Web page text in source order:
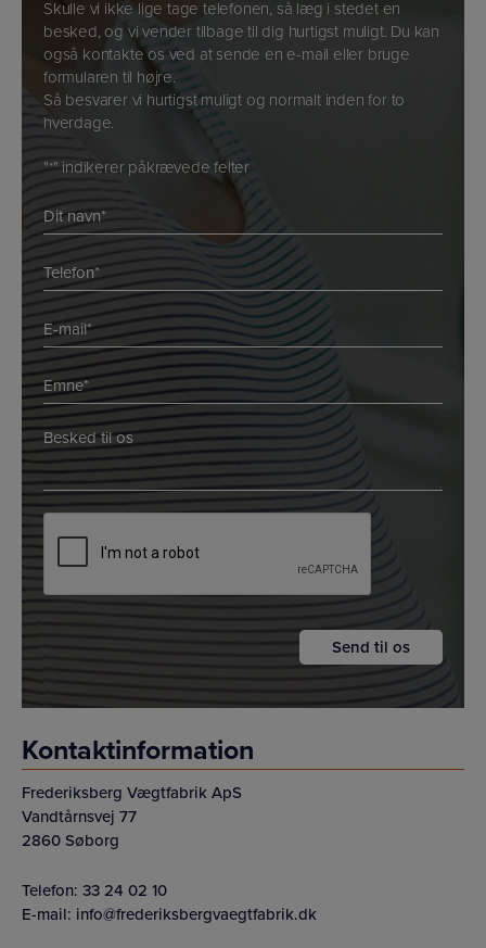
Skulle vi ikke lige tage telefonen, så læg i stedet en
besked, og vi vender tilbage til dig hurtigst muligt. Du kan
også kontakte os ved at sende en e-mail eller bruge
formularen til højre.
Så besvarer vi hurtigst muligt og normalt inden for to
hverdage.
"*" indikerer påkrævede felter
Navn
*
Telefon
*
E-
mail
*
*
Emne
*
*
Besked
*
*
CAPTCHA
Kontaktinformation
Frederiksberg Vægtfabrik ApS
Vandtårnsvej 77
2860 Søborg
Telefon: 33 24 02 10
E-mail: info@frederiksbergvaegtfabrik.dk